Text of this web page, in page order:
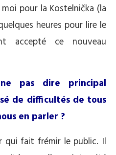
pour la Kostelnička (la
heures pour lire le
accepté ce nouveau
pas dire principal
de difficultés de tous
en parler ?
qui fait frémir le public. Il